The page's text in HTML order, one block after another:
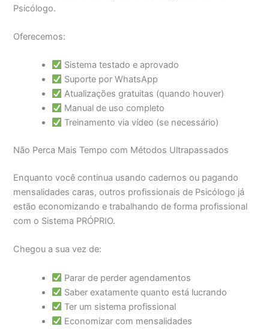
Psicólogo.
Oferecemos:
Sistema testado e aprovado
Suporte por WhatsApp
Atualizações gratuitas (quando houver)
Manual de uso completo
Treinamento via vídeo (se necessário)
Não Perca Mais Tempo com Métodos Ultrapassados
Enquanto você continua usando cadernos ou pagando
mensalidades caras, outros profissionais de Psicólogo já
estão economizando e trabalhando de forma profissional
com o Sistema PRÓPRIO.
Chegou a sua vez de:
Parar de perder agendamentos
Saber exatamente quanto está lucrando
Ter um sistema profissional
Economizar com mensalidades